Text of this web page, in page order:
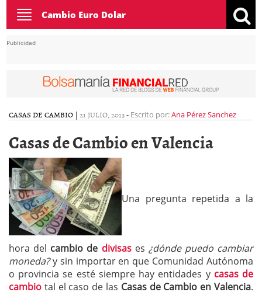
Toggle
navigation
Cambio Euro Dolar
Publicidad
CASAS DE CAMBIO | 21 JULIO, 2013- Escrito por:Ana Pérez Sanchez
Casas de Cambio en Valencia
Una pregunta repetida a la
hora del cambio de divisases ¿dónde puedo cambiar
moneda?y sin importar en que Comunidad Autónoma
o provincia se esté siempre hay entidades y casas de
cambio tal el caso de las Casas de Cambio en Valencia.